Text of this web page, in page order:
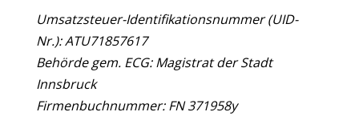
Umsatzsteuer-Identifikationsnummer (UID-
Nr.): ATU71857617
Behörde gem. ECG: Magistrat der Stadt
Innsbruck
Firmenbuchnummer: FN 371958y